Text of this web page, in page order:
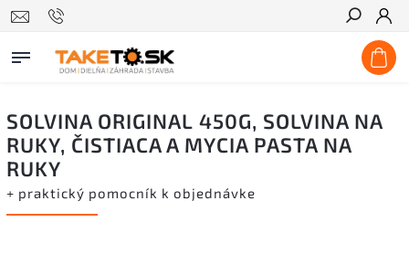
Hľadať
SOLVINA ORIGINAL 450G, SOLVINA NA
RUKY, ČISTIACA A MYCIA PASTA NA
RUKY
+ praktický pomocník k objednávke